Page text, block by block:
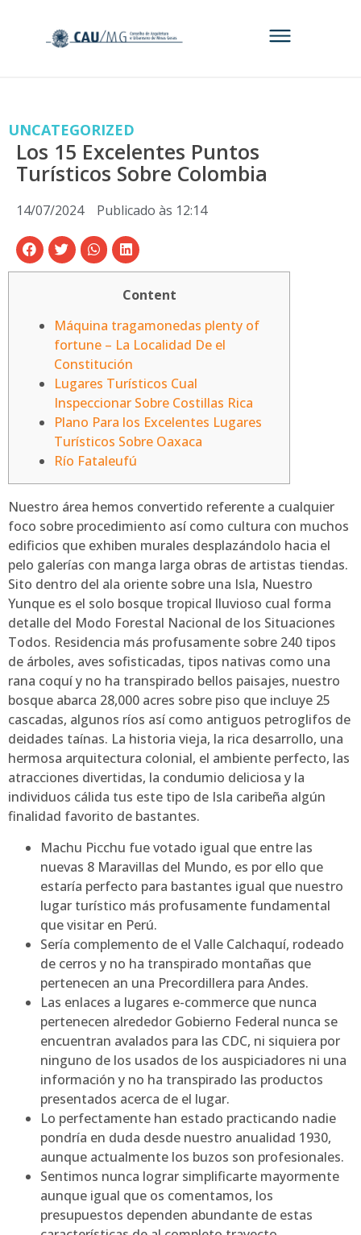
UNCATEGORIZED
Los 15 Excelentes Puntos
Turísticos Sobre Colombia
14/07/2024 Publicado às 12:14
Content
Máquina tragamonedas plenty of
fortune – La Localidad De el
Constitución
Lugares Turísticos Cual
Inspeccionar Sobre Costillas Rica
Plano Para los Excelentes Lugares
Turísticos Sobre Oaxaca
Río Fataleufú
Nuestro área hemos convertido referente a cualquier
foco sobre procedimiento así­ como cultura con muchos
edificios que exhiben murales desplazándolo hacia el
pelo galerías con manga larga obras de artistas tiendas.
Sito dentro del ala oriente sobre una Isla, Nuestro
Yunque es el solo bosque tropical lluvioso cual forma
detalle del Modo Forestal Nacional de los Situaciones
Todos. Residencia más profusamente sobre 240 tipos
de árboles, aves sofisticadas, tipos nativas como una
rana coquí y no ha transpirado bellos paisajes, nuestro
bosque abarca 28,000 acres sobre piso que incluye 25
cascadas, algunos ríos así­ como antiguos petroglifos de
deidades taínas. La historia vieja, la rica desarrollo, una
hermosa arquitectura colonial, el ambiente perfecto, las
atracciones divertidas, la condumio deliciosa y la
individuos cálida tus este tipo de Isla caribeña algún
finalidad favorito de bastantes.
Machu Picchu fue votado igual que entre las
nuevas 8 Maravillas del Mundo, es por ello que
estaría perfecto para bastantes igual que nuestro
lugar turístico más profusamente fundamental
que visitar en Perú.
Serí­a complemento de el Valle Calchaquí, rodeado
de cerros y no ha transpirado montañas que
pertenecen an una Precordillera para Andes.
Las enlaces a lugares e-commerce que nunca
pertenecen alrededor Gobierno Federal nunca se
encuentran avalados para las CDC, ni siquiera por
ninguno de los usados de los auspiciadores ni una
información y no ha transpirado las productos
presentados acerca de el lugar.
Lo perfectamente han estado practicando nadie
pondrí­a en duda desde nuestro anualidad 1930,
aunque actualmente los buzos son profesionales.
Sentimos nunca lograr simplificarte mayormente
aunque igual que os comentamos, los
presupuestos dependen abundante de estas